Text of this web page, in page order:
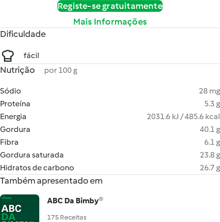
Registe-se gratuitamente
Mais Informações
Dificuldade
fácil
Nutrição por 100 g
Sódio
28 mg
Proteína
5.3 g
Energia
2031.6 kJ / 485.6 kcal
Gordura
40.1 g
Fibra
6.1 g
Gordura saturada
23.8 g
Hidratos de carbono
26.7 g
Também apresentado em
ABC Da Bimby®
175 Receitas